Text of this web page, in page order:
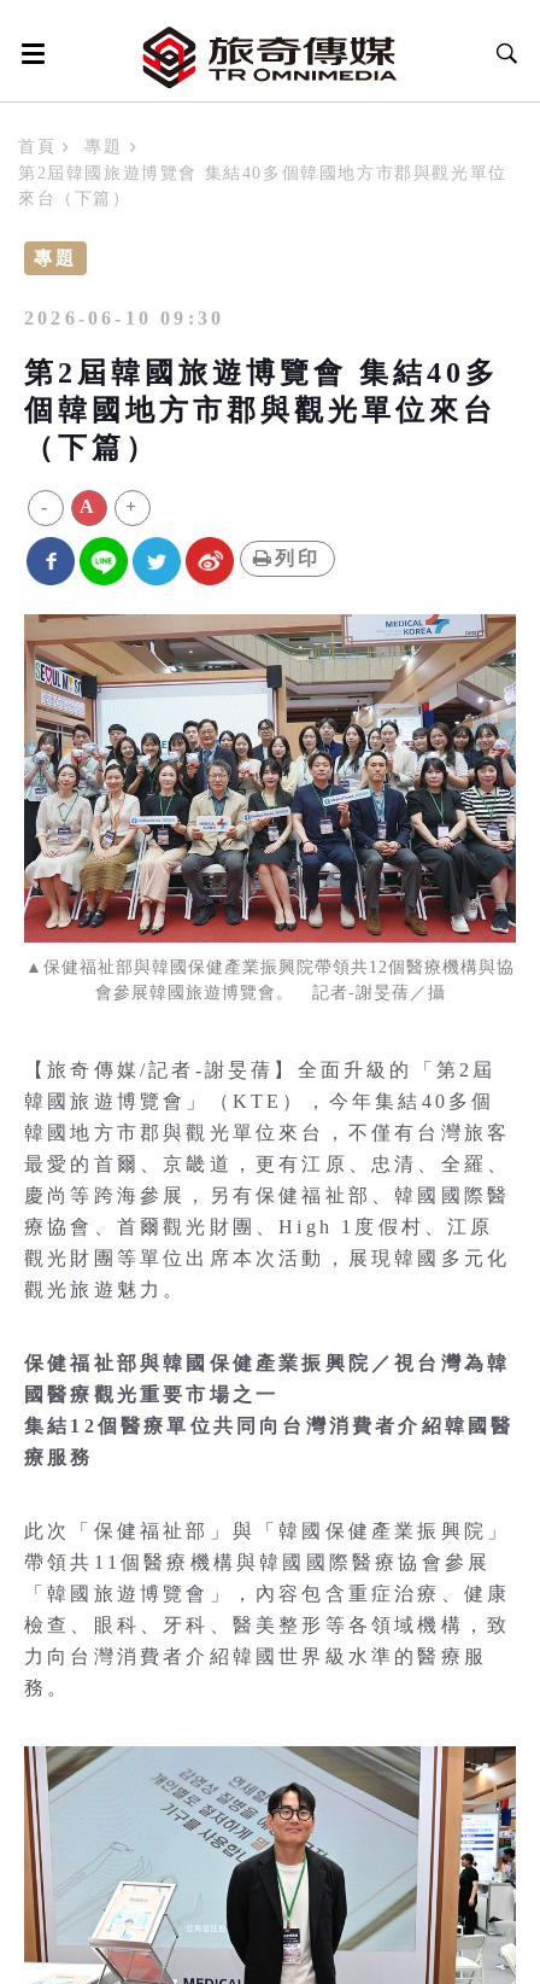
首頁
專題
第2屆韓國旅遊博覽會 集結40多個韓國地方市郡與觀光單位
來台（下篇）
專題
2026-06-10 09:30
第2屆韓國旅遊博覽會 集結40多
個韓國地方市郡與觀光單位來台
（下篇）
- A +
列印
▲保健福祉部與韓國保健產業振興院帶領共12個醫療機構與協
會參展韓國旅遊博覽會。 記者-謝旻蒨／攝
【旅奇傳媒/記者-謝旻蒨】全面升級的「第2屆
韓國旅遊博覽會」（KTE），今年集結40多個
韓國地方市郡與觀光單位來台，不僅有台灣旅客
最愛的首爾、京畿道，更有江原、忠清、全羅、
慶尚等跨海參展，另有保健福祉部、韓國國際醫
療協會、首爾觀光財團、High 1度假村、江原
觀光財團等單位出席本次活動，展現韓國多元化
觀光旅遊魅力。
保健福祉部與韓國保健產業振興院／視台灣為韓
國醫療觀光重要市場之一
集結12個醫療單位共同向台灣消費者介紹韓國醫
療服務
此次「保健福祉部」與「韓國保健產業振興院」
帶領共11個醫療機構與韓國國際醫療協會參展
「韓國旅遊博覽會」，內容包含重症治療、健康
檢查、眼科、牙科、醫美整形等各領域機構，致
力向台灣消費者介紹韓國世界級水準的醫療服
務。